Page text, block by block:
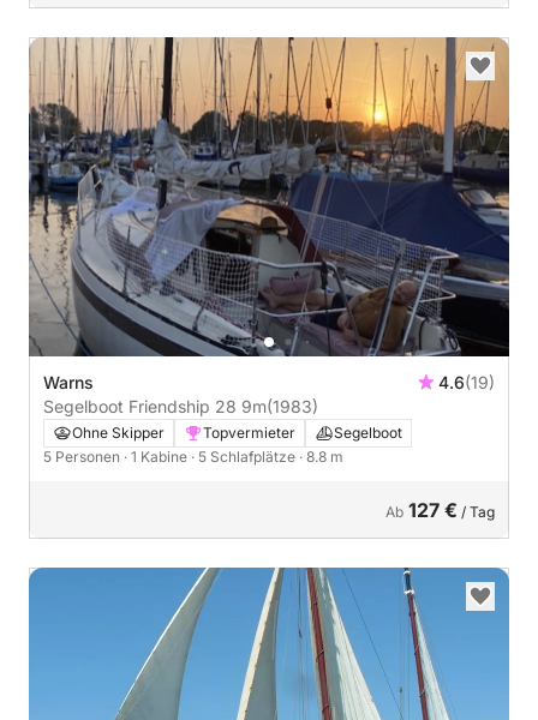
Warns 4.6(19)
Segelboot Friendship 28 9m(1983)
Ohne Skipper Topvermieter
Segelboot
5 Personen · 1 Kabine · 5 Schlafplätze · 8.8 m
Ab 127 € / Tag